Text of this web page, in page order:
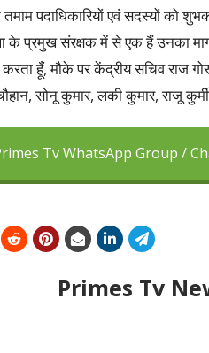
पदाधिकारियों एवं सदस्यों को
के प्रमुख संरक्षक में से एक हैं उनका
हूँ, मौके पर केंद्रीय सचिव राज
सोनू कुमार, लकी कुमार, राजू
Tv WhatsApp Group /
Primes Tv